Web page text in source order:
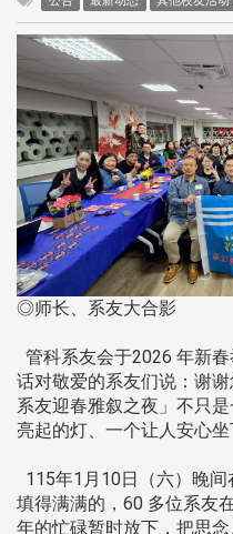
◎师长、系友大合影
管科系友会于2026 年新
话对敬爱的系友们说：谢
系友迎春雅叙之夜」不只
亮起的灯、一个让人安心坐
115年1月10日（六）晚
填得满满的，60 多位系友
年的忙碌暂时放下，把思